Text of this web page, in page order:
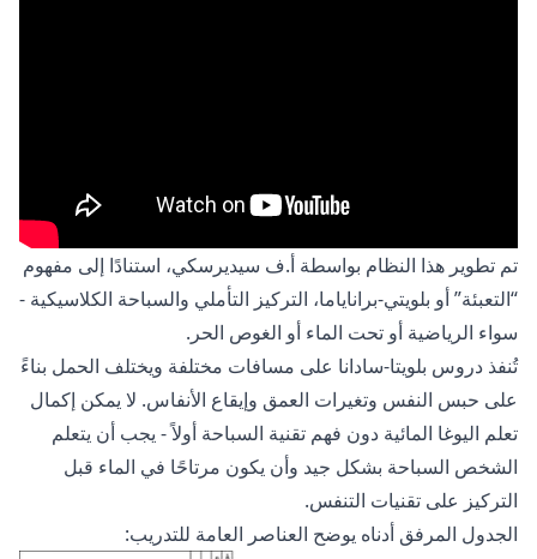
تم تطوير هذا النظام بواسطة أ.ف سيديرسكي، استنادًا إلى مفهوم
“التعبئة” أو بلويتي-براناياما، التركيز التأملي والسباحة الكلاسيكية -
سواء الرياضية أو تحت الماء أو الغوص الحر.
تُنفذ دروس بلويتا-سادانا على مسافات مختلفة ويختلف الحمل بناءً
على حبس النفس وتغيرات العمق وإيقاع الأنفاس. لا يمكن إكمال
تعلم اليوغا المائية دون فهم تقنية السباحة أولاً - يجب أن يتعلم
الشخص السباحة بشكل جيد وأن يكون مرتاحًا في الماء قبل
التركيز على تقنيات التنفس.
الجدول المرفق أدناه يوضح العناصر العامة للتدريب: